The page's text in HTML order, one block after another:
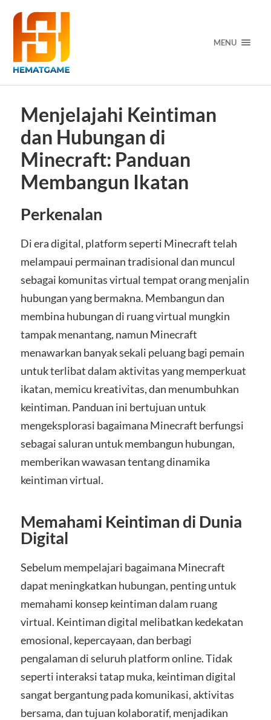
MENU
Menjelajahi Keintiman
dan Hubungan di
Minecraft: Panduan
Membangun Ikatan
Perkenalan
Di era digital, platform seperti Minecraft telah
melampaui permainan tradisional dan muncul
sebagai komunitas virtual tempat orang menjalin
hubungan yang bermakna. Membangun dan
membina hubungan di ruang virtual mungkin
tampak menantang, namun Minecraft
menawarkan banyak sekali peluang bagi pemain
untuk terlibat dalam aktivitas yang memperkuat
ikatan, memicu kreativitas, dan menumbuhkan
keintiman. Panduan ini bertujuan untuk
mengeksplorasi bagaimana Minecraft berfungsi
sebagai saluran untuk membangun hubungan,
memberikan wawasan tentang dinamika
keintiman virtual.
Memahami Keintiman di Dunia
Digital
Sebelum mempelajari bagaimana Minecraft
dapat meningkatkan hubungan, penting untuk
memahami konsep keintiman dalam ruang
virtual. Keintiman digital melibatkan kedekatan
emosional, kepercayaan, dan berbagi
pengalaman di seluruh platform online. Tidak
seperti interaksi tatap muka, keintiman digital
sangat bergantung pada komunikasi, aktivitas
bersama, dan tujuan kolaboratif, menjadikan